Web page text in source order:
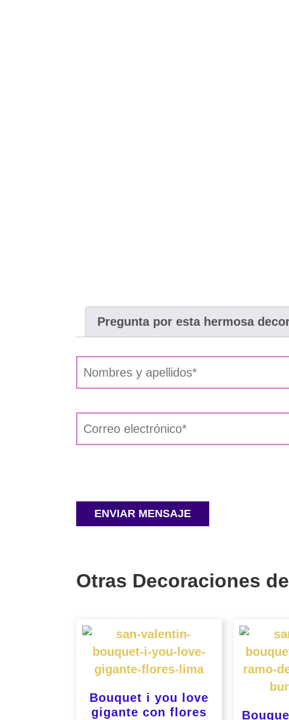
Pregunta por esta hermosa
Otras Decoraciones
Bouquet i you love
gigante con flores